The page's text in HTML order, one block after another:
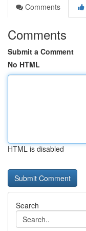
Comments
Comments
Submit a Comment
No HTML
HTML is disabled
Search